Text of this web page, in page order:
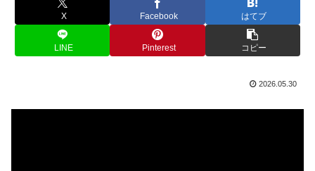
X Facebook はてブ
LINE Pinterest コピー
2026.05.30